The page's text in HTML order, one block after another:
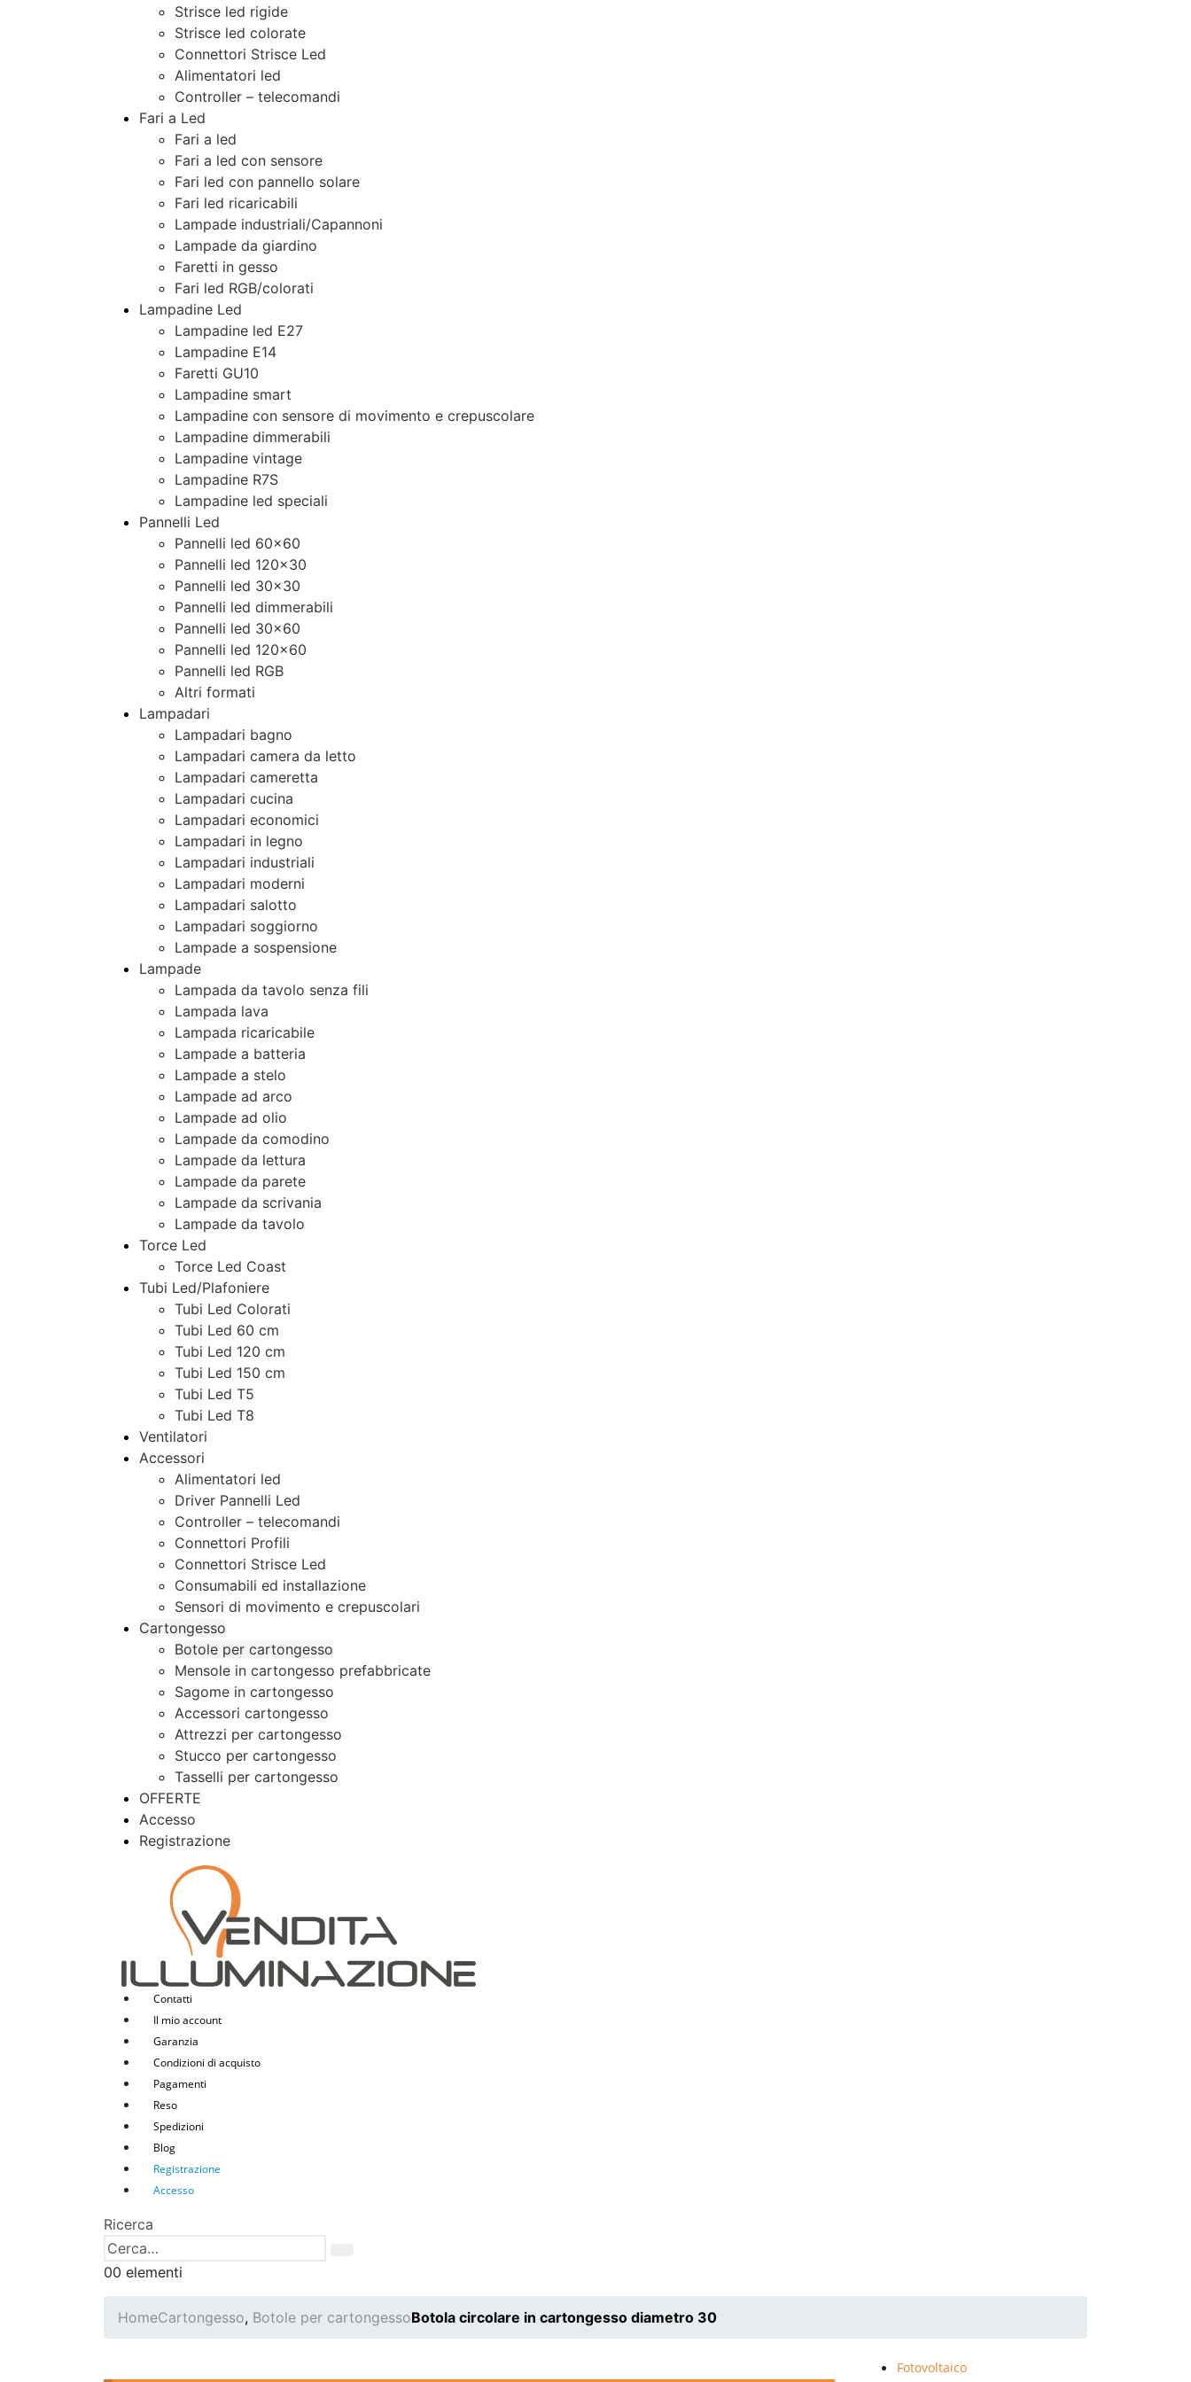
Strisce led rigide
Strisce led colorate
Connettori Strisce Led
Alimentatori led
Controller – telecomandi
Fari a Led
Fari a led
Fari a led con sensore
Fari led con pannello solare
Fari led ricaricabili
Lampade industriali/Capannoni
Lampade da giardino
Faretti in gesso
Fari led RGB/colorati
Lampadine Led
Lampadine led E27
Lampadine E14
Faretti GU10
Lampadine smart
Lampadine con sensore di movimento e crepuscolare
Lampadine dimmerabili
Lampadine vintage
Lampadine R7S
Lampadine led speciali
Pannelli Led
Pannelli led 60×60
Pannelli led 120×30
Pannelli led 30×30
Pannelli led dimmerabili
Pannelli led 30×60
Pannelli led 120×60
Pannelli led RGB
Altri formati
Lampadari
Lampadari bagno
Lampadari camera da letto
Lampadari cameretta
Lampadari cucina
Lampadari economici
Lampadari in legno
Lampadari industriali
Lampadari moderni
Lampadari salotto
Lampadari soggiorno
Lampade a sospensione
Lampade
Lampada da tavolo senza fili
Lampada lava
Lampada ricaricabile
Lampade a batteria
Lampade a stelo
Lampade ad arco
Lampade ad olio
Lampade da comodino
Lampade da lettura
Lampade da parete
Lampade da scrivania
Lampade da tavolo
Torce Led
Torce Led Coast
Tubi Led/Plafoniere
Tubi Led Colorati
Tubi Led 60 cm
Tubi Led 120 cm
Tubi Led 150 cm
Tubi Led T5
Tubi Led T8
Ventilatori
Accessori
Alimentatori led
Driver Pannelli Led
Controller – telecomandi
Connettori Profili
Connettori Strisce Led
Consumabili ed installazione
Sensori di movimento e crepuscolari
Cartongesso
Botole per cartongesso
Mensole in cartongesso prefabbricate
Sagome in cartongesso
Accessori cartongesso
Attrezzi per cartongesso
Stucco per cartongesso
Tasselli per cartongesso
OFFERTE
Accesso
Registrazione
Contatti
Il mio account
Garanzia
Condizioni di acquisto
Pagamenti
Reso
Spedizioni
Blog
Registrazione
Accesso
Ricerca
00 elementi
HomeCartongesso, Botole per cartongessoBotola circolare in cartongesso diametro 30
Fotovoltaico